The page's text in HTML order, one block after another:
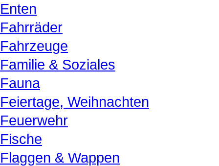
Enten
Fahrräder
Fahrzeuge
Familie & Soziales
Fauna
Feiertage, Weihnachten
Feuerwehr
Fische
Flaggen & Wappen